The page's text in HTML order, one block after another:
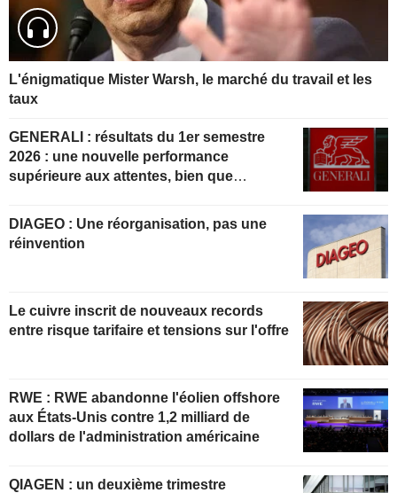
L'énigmatique Mister Warsh, le marché du travail et les
taux
GENERALI : résultats du 1er semestre
2026 : une nouvelle performance
supérieure aux attentes, bien que
DIAGEO : Une réorganisation, pas une
réinvention
Le cuivre inscrit de nouveaux records
entre risque tarifaire et tensions sur l'offre
RWE : RWE abandonne l'éolien offshore
aux États-Unis contre 1,2 milliard de
dollars de l'administration américaine
QIAGEN : un deuxième trimestre